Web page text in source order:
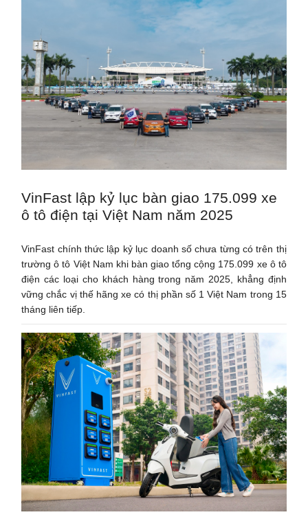
VinFast lập kỷ lục bàn giao 175.099 xe
ô tô điện tại Việt Nam năm 2025
VinFast chính thức lập kỷ lục doanh số chưa từng có trên thị
trường ô tô Việt Nam khi bàn giao tổng cộng 175.099 xe ô tô
điện các loại cho khách hàng trong năm 2025, khẳng định
vững chắc vị thế hãng xe có thị phần số 1 Việt Nam trong 15
tháng liên tiếp.